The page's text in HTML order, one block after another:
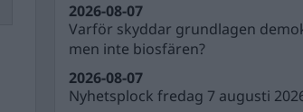
Varför skyddar grundlagen
men inte biosfären?
2026-08-07
Nyhetsplock fredag 7 augusti
2026-08-07